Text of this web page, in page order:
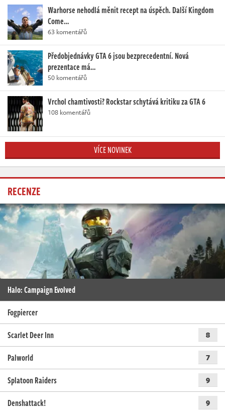
Warhorse nehodlá měnit recept na úspěch. Další Kingdom
Come…
63 komentářů
Předobjednávky GTA 6 jsou bezprecedentní. Nová
prezentace má…
50 komentářů
Vrchol chamtivosti? Rockstar schytává kritiku za GTA 6
108 komentářů
VÍCE NOVINEK
RECENZE
Halo: Campaign Evolved
Fogpiercer
Scarlet Deer Inn
8
Palworld 7
Splatoon Raiders 9
Denshattack! 9